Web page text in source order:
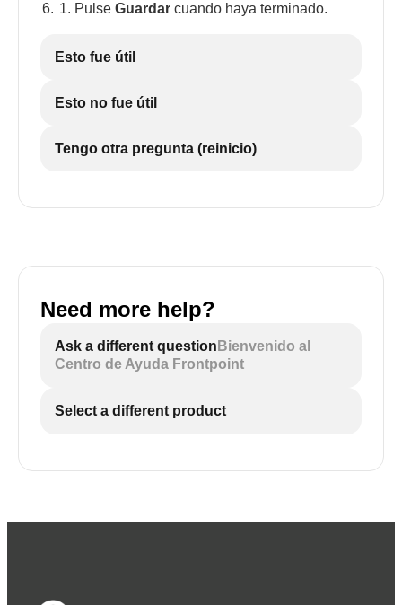
PulseGuardar cuando haya terminado.
Esto fue útil
Esto no fue útil
Tengo otra pregunta (reinicio)
Need more help?
Ask a different question Bienvenido al
Centro de Ayuda Frontpoint
Select a different product